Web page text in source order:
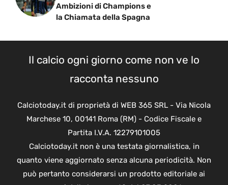
Ambizioni di Champions e
la Chiamata della Spagna
Il calcio ogni giorno come non ve lo
racconta nessuno
Calciotoday.it di proprietà di WEB 365 SRL - Via Nicola
Marchese 10, 00141 Roma (RM) - Codice Fiscale e
Partita I.V.A. 12279101005
Calciotoday.it non è una testata giornalistica, in
quanto viene aggiornato senza alcuna periodicità. Non
può pertanto considerarsi un prodotto editoriale ai